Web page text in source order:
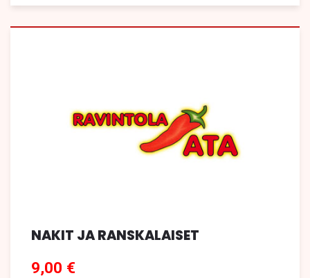
NAKIT JA RANSKALAISET
9,00 €